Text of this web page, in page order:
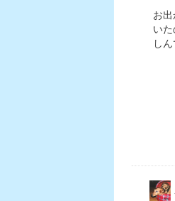
お
い
し